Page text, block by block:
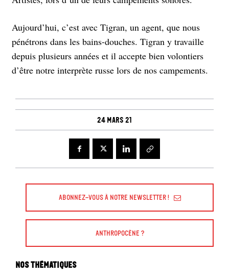
Aujourd’hui, c’est avec Tigran, un agent, que nous
pénétrons dans les bains-douches. Tigran y travaille
depuis plusieurs années et il accepte bien volontiers
d’être notre interprète russe lors de nos campements.
24 mars 21
Abonnez-vous à Notre Newsletter !
Anthropocène ?
Nos thématiques